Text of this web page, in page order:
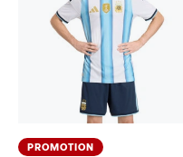
PROMOTION